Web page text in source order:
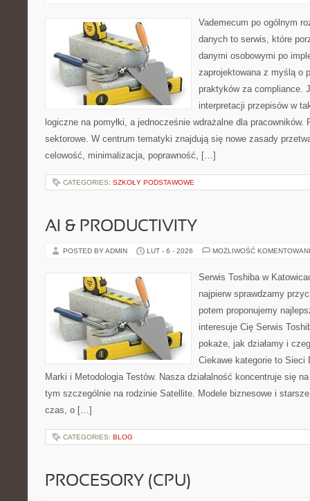
Vademecum po ogólnym
danych to serwis, które
danymi osobowymi po
zaprojektowana z myślą o
praktyków za compliance.
interpretacji przepisów w
logiczne na pomyłki, a jednocześnie wdrażalne dla pracowników.
sektorowe. W centrum tematyki znajdują się nowe zasady
celowość, minimalizacja, poprawność, […]
CATEGORIES: SZKOŁY PODSTAWOWE
AI & PRODUCTIVITY
POSTED BY ADMIN LUT - 6 - 2026 MOŻLIWOŚĆ
Serwis Toshiba w
najpierw sprawdzamy
potem proponujemy
interesuje Cię Serwis
pokaże, jak działamy i
Ciekawe kategorie to Sieci
Marki i Metodologia Testów. Nasza działalność koncentruje się
tym szczególnie na rodzinie Satellite. Modele biznesowe i starsze
czas, o […]
CATEGORIES: BLOG
PROCESORY (CPU)